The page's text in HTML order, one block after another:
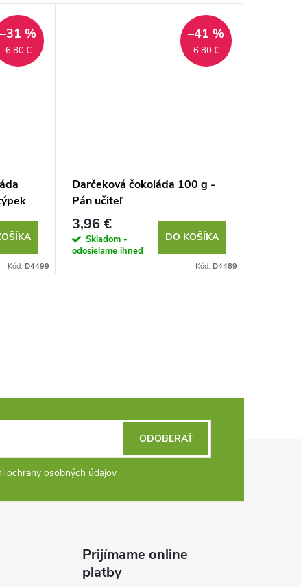
6,80 €
–31 %
Kód: D4499
6,80 €
–41 %
Darčeková čokoláda 100 g -
Pán učiteľ
3,96 €
Skladom -
odosielame ihneď
DO KOŠÍKA
Kód: D4489
ochrany osobných údajov
ODOBERAŤ
Prijímame online
platby